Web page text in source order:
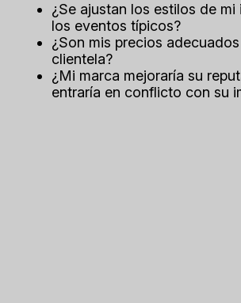
¿Se ajustan los estilos de mi
los eventos típicos?
¿Son mis precios
clientela?
¿Mi marca mejoraría su
entraría en conflicto con su